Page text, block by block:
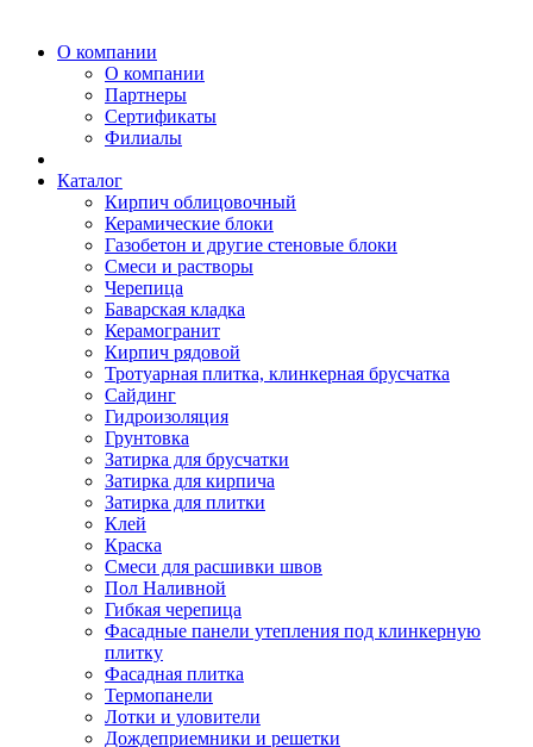
О компании
О компании
Партнеры
Сертификаты
Филиалы
Каталог
Кирпич облицовочный
Керамические блоки
Газобетон и другие стеновые блоки
Смеси и растворы
Черепица
Баварская кладка
Керамогранит
Кирпич рядовой
Тротуарная плитка, клинкерная брусчатка
Сайдинг
Гидроизоляция
Грунтовка
Затирка для брусчатки
Затирка для кирпича
Затирка для плитки
Клей
Краска
Смеси для расшивки швов
Пол Наливной
Гибкая черепица
Фасадные панели утепления под клинкерную
плитку
Фасадная плитка
Термопанели
Лотки и уловители
Дождеприемники и решетки